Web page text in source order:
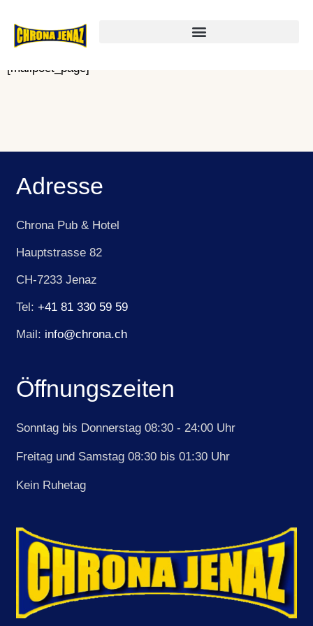
[mailpoet_page]
Adresse
Chrona Pub & Hotel
Hauptstrasse 82
CH-7233 Jenaz
Tel:+41 81 330 59 59
Mail: info@chrona.ch
Öffnungszeiten
Sonntag bis Donnerstag 08:30 - 24:00 Uhr
Freitag und Samstag 08:30 bis 01:30 Uhr
Kein Ruhetag